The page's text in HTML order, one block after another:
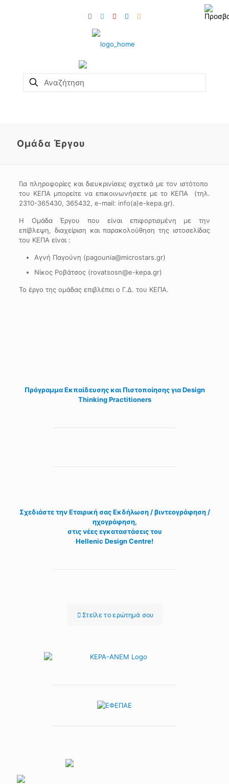
Ομάδα Έργου
Για πληροφορίες και διευκρινίσεις σχετικά με τον ιστότοπο
του ΚΕΠΑ μπορείτε να επικοινωνήσετε με το ΚΕΠΑ (τηλ.
2310-365430, 365432, e-mail: info(a)e-kepa.gr).
H Ομάδα Έργου που είναι επιφορτισμένη με την
επίβλεψη, διαχείριση και παρακολούθηση της ιστοσελίδας
του ΚΕΠΑ είναι :
Aγνή Παγούνη (pagounia@microstars.gr)
Νίκος Ροβάτσος (rovatsosn@e-kepa.gr)
Το έργο της ομάδας επιβλέπει ο Γ.Δ. του ΚΕΠΑ.
Πρόγραμμα Εκπαίδευσης και Πιστοποίησης για Design
Thinking Practitioners
Σχεδιάστε τηνΕταιρική σας Εκδήλωση / βιντεογράφηση /
ηχογράφηση,
στις νέες εγκαταστάσεις του
Hellenic Design Centre!
Στείλε τo ερώτημά σου